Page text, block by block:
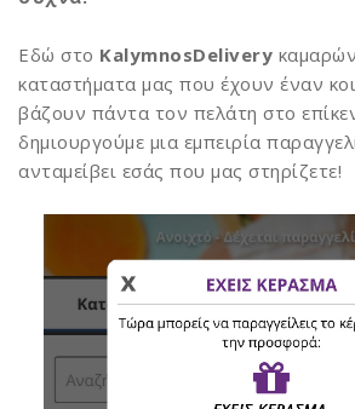
Εδώ στο KalymnosDelivery
καταστήματα μας που έχουν έναν
βάζουν πάντα τον πελάτη στο
δημιουργούμε μια εμπειρία
ανταμείβει εσάς που μας στηρίζετε!